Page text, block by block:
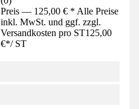
Preis — 125,00 € * Alle Preise
inkl. MwSt. und ggf. zzgl.
Versandkosten pro ST125,00
€*/ ST